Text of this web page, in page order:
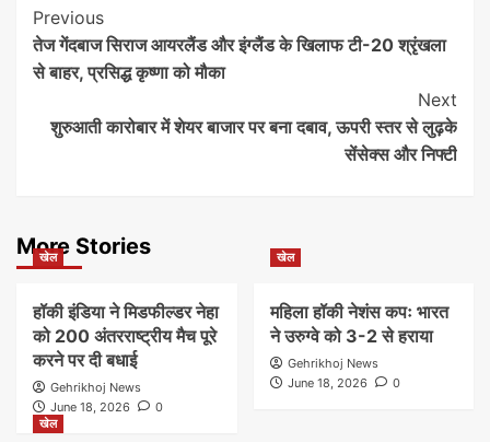
Post
Navigation
Previous
तेज गेंदबाज सिराज आयरलैंड और इंग्लैंड के खिलाफ टी-20 श्रृंखला
से बाहर, प्रसिद्ध कृष्णा को मौका
Next
शुरुआती कारोबार में शेयर बाजार पर बना दबाव, ऊपरी स्तर से लुढ़के
सेंसेक्स और निफ्टी
More Stories
खेल
हॉकी इंडिया ने मिडफील्डर नेहा
को 200 अंतरराष्ट्रीय मैच पूरे
करने पर दी बधाई
Gehrikhoj News
June 18, 2026
0
खेल
महिला हॉकी नेशंस कपः भारत
ने उरुग्वे को 3-2 से हराया
Gehrikhoj News
June 18, 2026
0
खेल